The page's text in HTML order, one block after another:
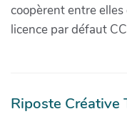
coopèrent entre
licence par défaut
Riposte Créative